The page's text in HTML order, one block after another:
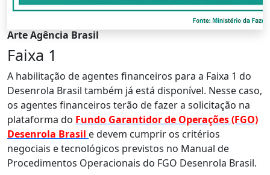
Arte Agência Brasil
Faixa 1
A habilitação de agentes financeiros para a Faixa 1 do
Desenrola Brasil também já está disponível. Nesse caso,
os agentes financeiros terão de fazer a solicitação na
plataforma do Fundo Garantidor de Operações (FGO)
Desenrola Brasil e devem cumprir os critérios
negociais e tecnológicos previstos no Manual de
Procedimentos Operacionais do FGO Desenrola Brasil.